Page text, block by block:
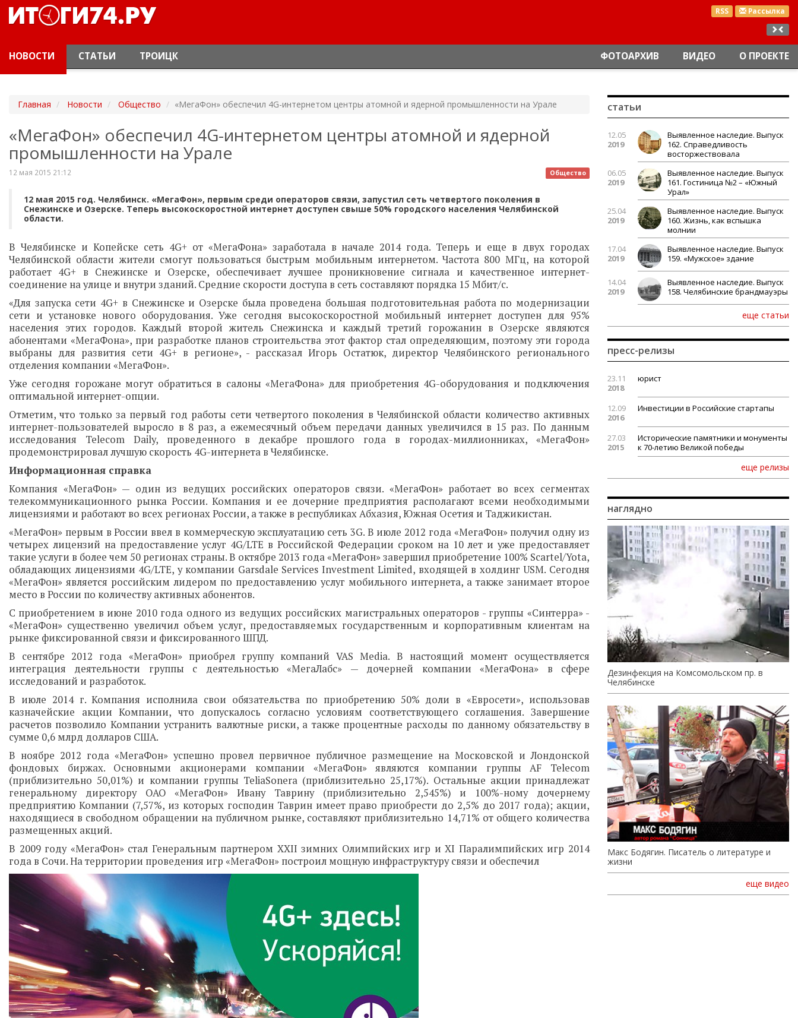
RSS Рассылка
НОВОСТИ СТАТЬИ ТРОИЦК ФОТОАРХИВ ВИДЕО О ПРОЕКТЕ
Главная Новости Общество «МегаФон» обеспечил 4G-интернетом центры атомной и ядерной промышленности на Урале
«МегаФон» обеспечил 4G-интернетом центры атомной и ядерной
промышленности на Урале
Общество
12 мая 2015 21:12
12 мая 2015 год. Челябинск. «МегаФон», первым среди операторов связи, запустил сеть четвертого поколения в
Снежинске и Озерске. Теперь высокоскоростной интернет доступен свыше 50% городского населения Челябинской
области.
В Челябинске и Копейске сеть 4G+ от «МегаФона» заработала в начале 2014 года. Теперь и еще в двух городах
Челябинской области жители смогут пользоваться быстрым мобильным интернетом. Частота 800 МГц, на которой
работает 4G+ в Снежинске и Озерске, обеспечивает лучшее проникновение сигнала и качественное интернет-
соединение на улице и внутри зданий. Средние скорости доступа в сеть составляют порядка 15 Мбит/с.
«Для запуска сети 4G+ в Снежинске и Озерске была проведена большая подготовительная работа по модернизации
сети и установке нового оборудования. Уже сегодня высокоскоростной мобильный интернет доступен для 95%
населения этих городов. Каждый второй житель Снежинска и каждый третий горожанин в Озерске являются
абонентами «МегаФона», при разработке планов строительства этот фактор стал определяющим, поэтому эти города
выбраны для развития сети 4G+ в регионе», - рассказал Игорь Остатюк, директор Челябинского регионального
отделения компании «МегаФон».
Уже сегодня горожане могут обратиться в салоны «МегаФона» для приобретения 4G-оборудования и подключения
оптимальной интернет-опции.
Отметим, что только за первый год работы сети четвертого поколения в Челябинской области количество активных
интернет-пользователей выросло в 8 раз, а ежемесячный объем передачи данных увеличился в 15 раз. По данным
исследования Telecom Daily, проведенного в декабре прошлого года в городах-миллионниках, «МегаФон»
продемонстрировал лучшую скорость 4G-интернета в Челябинске.
Информационная справка
Компания «МегаФон» — один из ведущих российских операторов связи. «МегаФон» работает во всех сегментах
телекоммуникационного рынка России. Компания и ее дочерние предприятия располагают всеми необходимыми
лицензиями и работают во всех регионах России, а также в республиках Абхазия, Южная Осетия и Таджикистан.
«МегаФон» первым в России ввел в коммерческую эксплуатацию сеть 3G. В июле 2012 года «МегаФон» получил одну из
четырех лицензий на предоставление услуг 4G/LTE в Российской Федерации сроком на 10 лет и уже предоставляет
такие услуги в более чем 50 регионах страны. В октябре 2013 года «МегаФон» завершил приобретение 100% Scartel/Yota,
обладающих лицензиями 4G/LTE, у компании Garsdale Services Investment Limited, входящей в холдинг USM. Сегодня
«МегаФон» является российским лидером по предоставлению услуг мобильного интернета, а также занимает второе
место в России по количеству активных абонентов.
С приобретением в июне 2010 года одного из ведущих российских магистральных операторов - группы «Синтерра» -
«МегаФон» существенно увеличил объем услуг, предоставляемых государственным и корпоративным клиентам на
рынке фиксированной связи и фиксированного ШПД.
В сентябре 2012 года «МегаФон» приобрел группу компаний VAS Media. В настоящий момент осуществляется
интеграция деятельности группы с деятельностью «МегаЛабс» — дочерней компании «МегаФона» в сфере
исследований и разработок.
В июле 2014 г. Компания исполнила свои обязательства по приобретению 50% доли в «Евросети», использовав
казначейские акции Компании, что допускалось согласно условиям соответствующего соглашения. Завершение
расчетов позволило Компании устранить валютные риски, а также процентные расходы по данному обязательству в
сумме 0,6 млрд долларов США.
В ноябре 2012 года «МегаФон» успешно провел первичное публичное размещение на Московской и Лондонской
фондовых биржах. Основными акционерами компании «МегаФон» являются компании группы AF Telecom
(приблизительно 50,01%) и компании группы TeliaSonera (приблизительно 25,17%). Остальные акции принадлежат
генеральному директору ОАО «МегаФон» Ивану Таврину (приблизительно 2,545%) и 100%-ному дочернему
предприятию Компании (7,57%, из которых господин Таврин имеет право приобрести до 2,5% до 2017 года); акции,
находящиеся в свободном обращении на публичном рынке, составляют приблизительно 14,71% от общего количества
размещенных акций.
В 2009 году «МегаФон» стал Генеральным партнером XXII зимних Олимпийских игр и XI Паралимпийских игр 2014
года в Сочи. На территории проведения игр «МегаФон» построил мощную инфраструктуру связи и обеспечил
статьи
12.05
2019
Выявленное наследие. Выпуск
162. Справедливость
восторжествовала
06.05
2019
Выявленное наследие. Выпуск
161. Гостиница №2 – «Южный
Урал»
25.04
2019
Выявленное наследие. Выпуск
160. Жизнь, как вспышка
молнии
17.04
2019
Выявленное наследие. Выпуск
159. «Мужское» здание
14.04
2019
Выявленное наследие. Выпуск
158. Челябинские брандмауэры
еще статьи
пресс-релизы
23.11
2018
юрист
12.09
2016
Инвестиции в Российские стартапы
27.03
2015
Исторические памятники и монументы
к 70-летию Великой победы
еще релизы
наглядно
Дезинфекция на Комсомольском пр. в
Челябинске
Макс Бодягин. Писатель о литературе и
жизни
еще видео